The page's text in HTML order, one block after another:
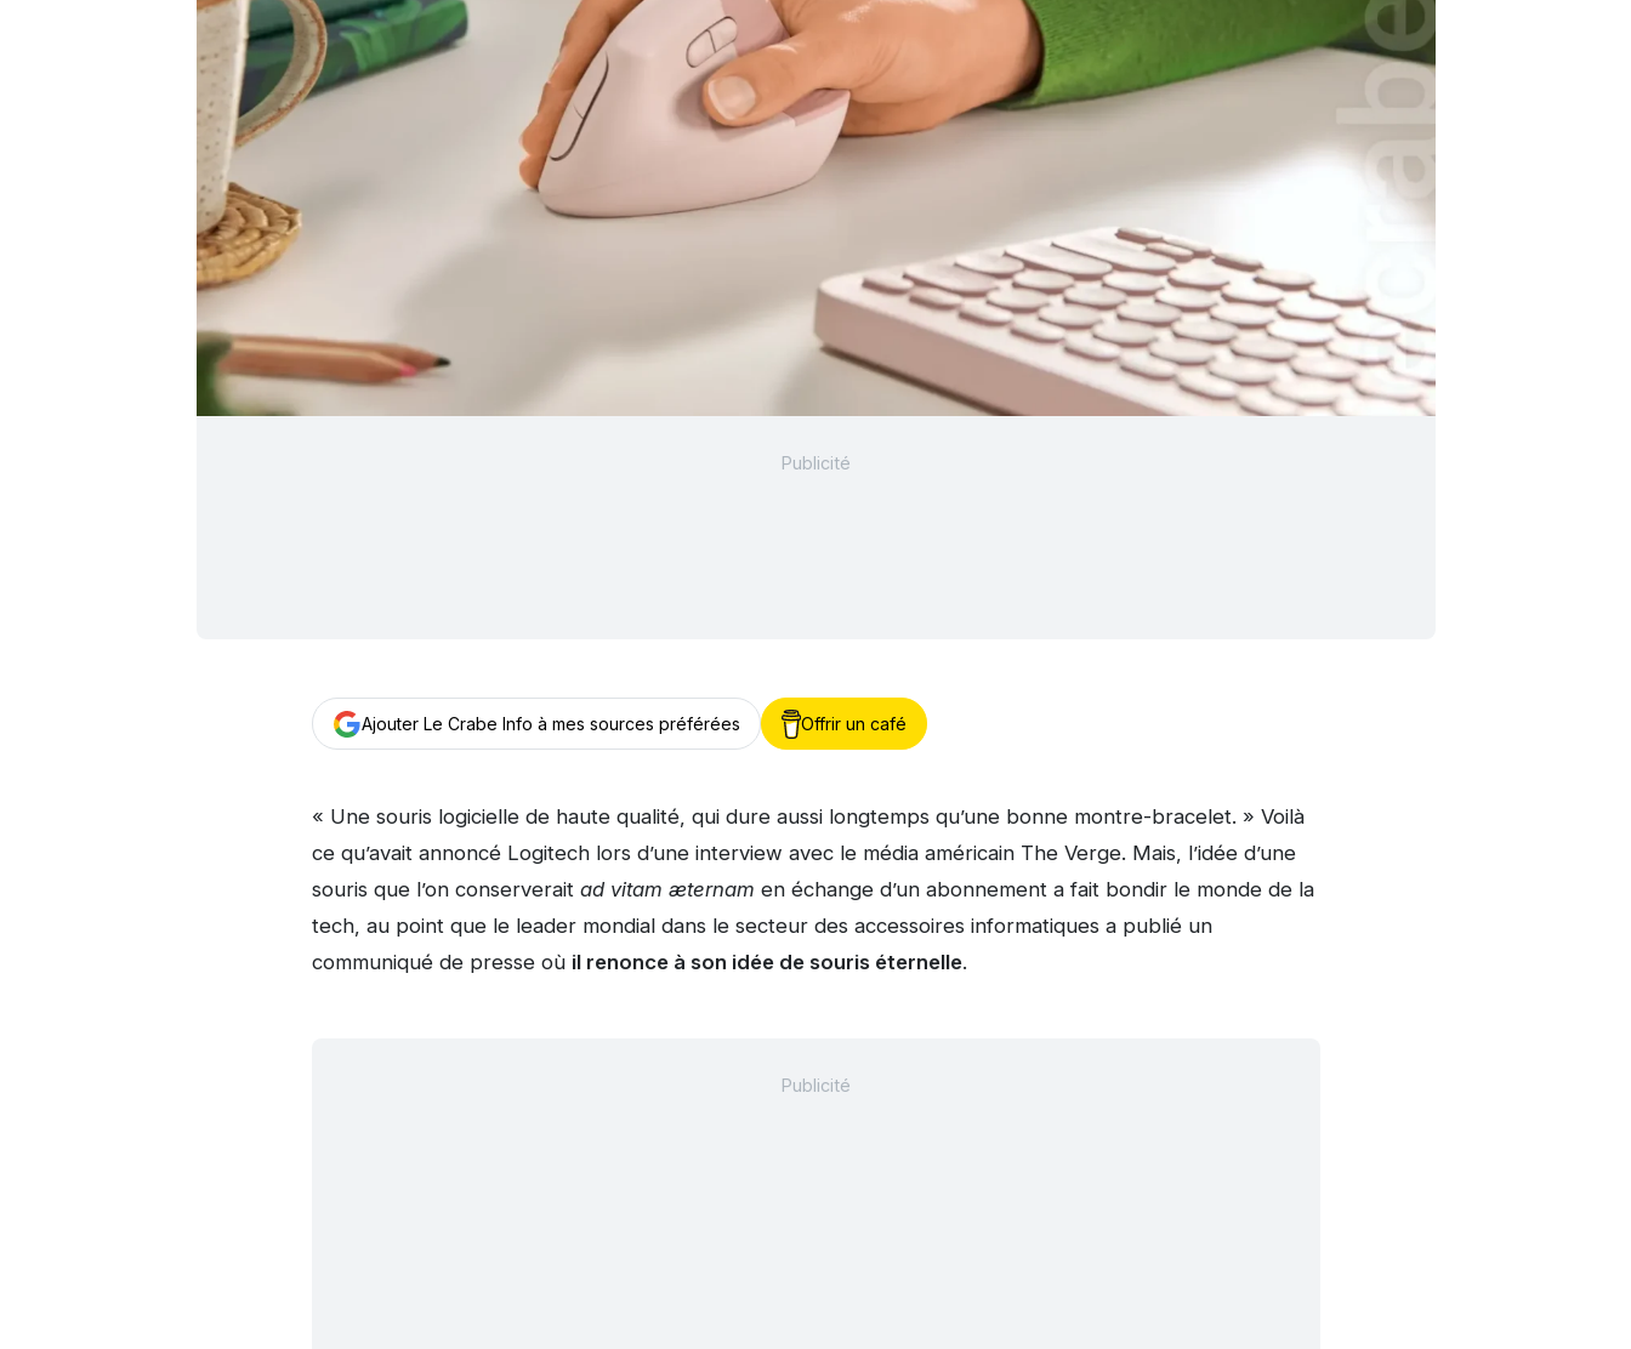
Ajouter Le Crabe Info à mes sources préférées Offrir un café
« Une souris logicielle de haute qualité, qui dure aussi longtemps qu’une bonne montre-bracelet. » Voilà
ce qu’avait annoncé Logitech lors d’une interview avec le média américain The Verge. Mais, l’idée d’une
souris que l’on conserverait ad vitam æternam en échange d’un abonnement a fait bondir le monde de la
tech, au point que le leader mondial dans le secteur des accessoires informatiques a publié un
communiqué de presse où il renonce à son idée de souris éternelle.